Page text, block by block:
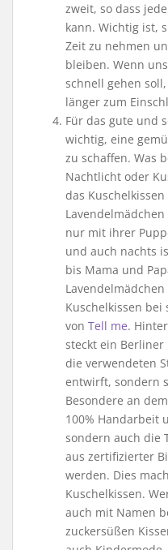
zweit, so dass
kann. Wichtig ist,
Zeit zu nehmen
bleiben. Wenn
schnell gehen
länger zum
Für das gute und
wichtig, eine
zu schaffen. Was
Nachtlicht oder
das
nur mit ihrer
und auch nachts
bis Mama und
Kuschelkissen bei
von Tell me.
steckt ein
die verwendeten
entwirft, sondern
Besondere an
100% Handarbeit
sondern auch die
aus zertifizierter
werden. Dies
Kuschelkissen.
auch mit Namen
zuckersüßen